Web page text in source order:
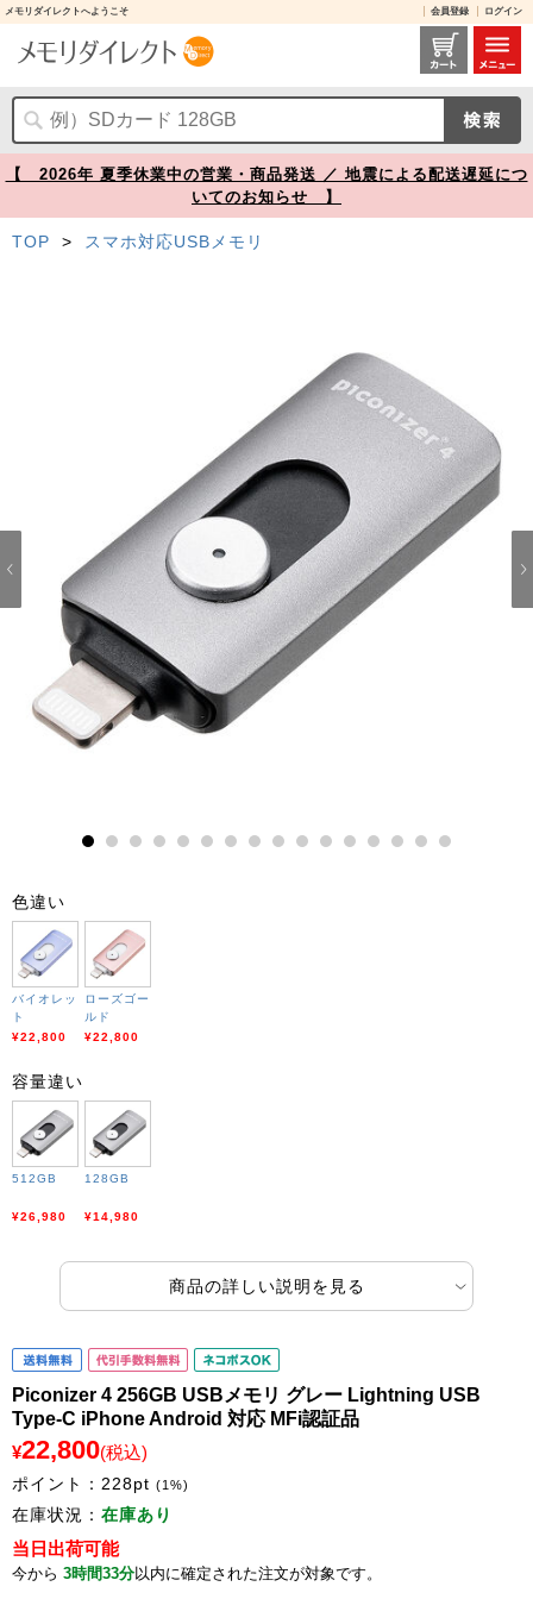
メモリダイレクトへようこそ 会員登録 ログイン
Piconizer 4 256GB USBメモリ グレー Lightning USB Type-C iPhone Android 対応 MFi認証品【メモリダイレクト】
【 2026年 夏季休業中の営業・商品発送 ／ 地震による配送遅延につ
いてのお知らせ 】
TOP > スマホ対応USBメモリ
10 11 12 13 14 15
色違い
バイオレッ
ト
¥22,800
ローズゴー
ルド
¥22,800
容量違い
512GB
¥26,980
128GB
¥14,980
商品の詳しい説明を見る
Piconizer 4 256GB USBメモリ グレー Lightning USB
Type-C iPhone Android 対応 MFi認証品
¥22,800(税込)
ポイント： 228pt (1%)
在庫状況： 在庫あり
当日出荷可能
今から 3時間33分以内に確定された注文が対象です。